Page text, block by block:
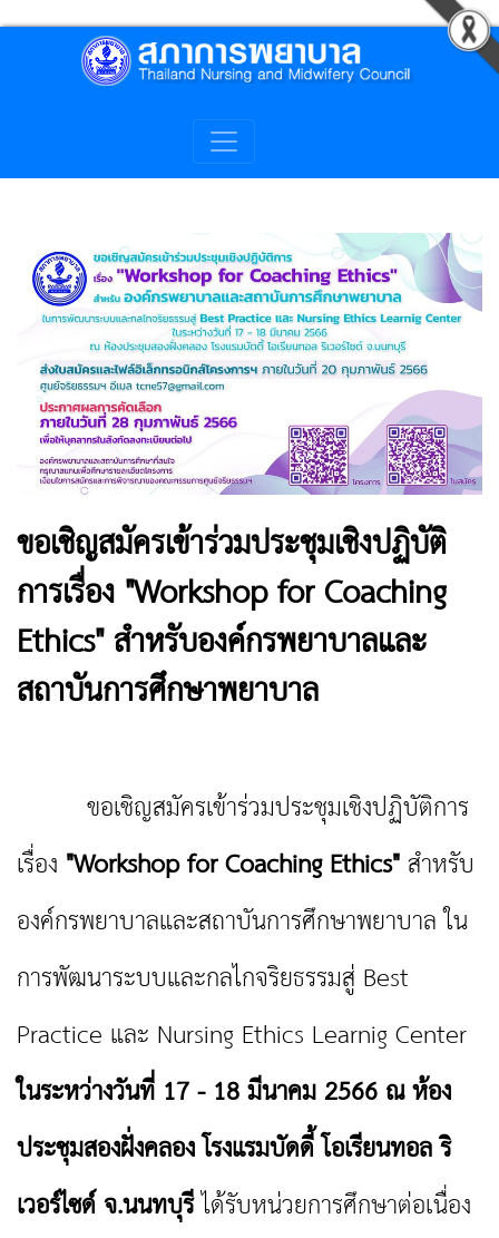
ขอเชิญสมัครเข้าร่วมประชุมเชิงปฏิบัติ
การเรื่อง "Workshop for Coaching
Ethics" สำหรับองค์กรพยาบาลและ
สถาบันการศึกษาพยาบาล
ขอเชิญสมัครเข้าร่วมประชุมเชิงปฏิบัติการ
เรื่อง "Workshop for Coaching Ethics"สำหรับ
องค์กรพยาบาลและสถาบันการศึกษาพยาบาล ใน
การพัฒนาระบบและกลไกจริยธรรมสู่ Best
Practice และ Nursing Ethics Learnig Center
ในระหว่างวันที่ 17 - 18 มีนาคม 2566 ณ ห้อง
ประชุมสองฝั่งคลอง โรงแรมบัดดี้ โอเรียนทอล ริ
เวอร์ไซด์ จ.นนทบุรีได้รับหน่วยการศึกษาต่อเนื่อง